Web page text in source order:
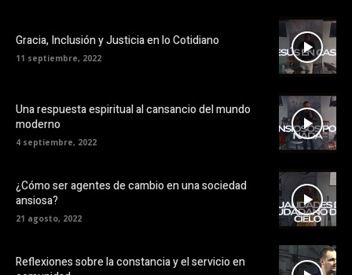
Gracia, Inclusión y Justicia en lo Cotidiano
11 septiembre, 2022
Una respuesta espiritual al cansancio del mundo
moderno
4 septiembre, 2022
¿Cómo ser agentes de cambio en una sociedad
ansiosa?
21 agosto, 2022
Reflexiones sobre la constancia y el servicio en